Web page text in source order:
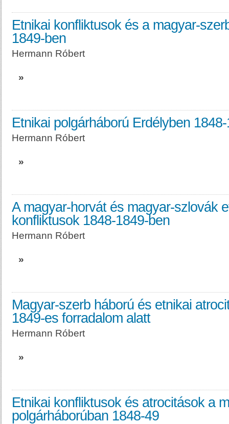
Etnikai konfliktusok és a magyar-
1849-ben
Hermann Róbert
»
Etnikai polgárháború Erdélyben
Hermann Róbert
»
A magyar-horvát és magyar-szlovák
konfliktusok 1848-1849-ben
Hermann Róbert
»
Magyar-szerb háború és etnikai
1849-es forradalom alatt
Hermann Róbert
»
Etnikai konfliktusok és atrocitások a
polgárháborúban 1848-49